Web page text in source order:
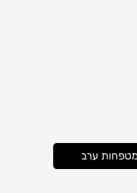
ערב